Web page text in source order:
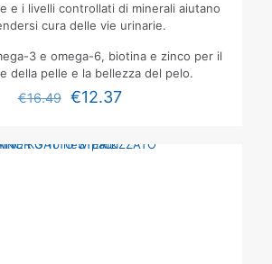
e i livelli controllati di minerali aiutano
cura delle vie urinarie.
3 e omega-6, biotina e zinco per il
della pelle e la bellezza del pelo.
€16.49 €12.37